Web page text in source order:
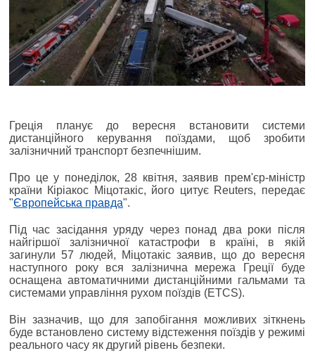
Греція планує до вересня встановити системи
дистанційного керування поїздами, щоб зробити
залізничний транспорт безпечнішим.
Про це у понеділок, 28 квітня, заявив прем'єр-міністр
країни Кіріакос Міцотакіс, його цитує Reuters, передає
"Європейська правда".
Під час засідання уряду через понад два роки після
найгіршої залізничної катастрофи в країні, в якій
загинули 57 людей, Міцотакіс заявив, що до вересня
наступного року вся залізнична мережа Греції буде
оснащена автоматичними дистанційними гальмами та
системами управління рухом поїздів (ETCS).
Він зазначив, що для запобігання можливих зіткнень
буде встановлено систему відстеження поїздів у режимі
реального часу як другий рівень безпеки.